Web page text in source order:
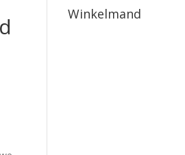
Winkelmand